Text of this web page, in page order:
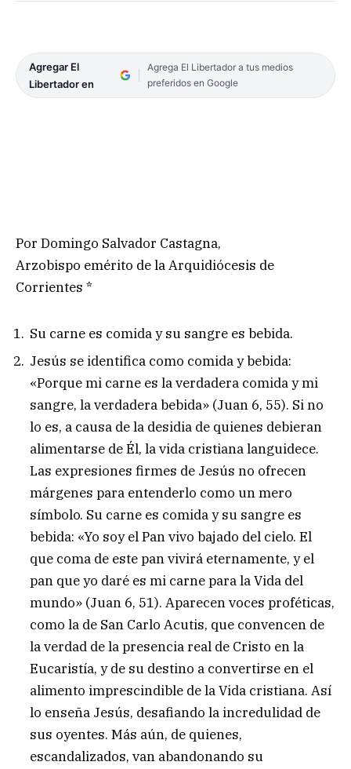
Agregar El
Libertador en
Agrega El Libertador a tus medios
preferidos en Google
Por Domingo Salvador Castagna,
Arzobispo emérito de la Arquidiócesis de
Corrientes *
Su carne es comida y su sangre es bebida.
Jesús se identifica como comida y bebida:
«Porque mi carne es la verdadera comida y mi
sangre, la verdadera bebida» (Juan 6, 55). Si no
lo es, a causa de la desidia de quienes debieran
alimentarse de Él, la vida cristiana languidece.
Las expresiones firmes de Jesús no ofrecen
márgenes para entenderlo como un mero
símbolo. Su carne es comida y su sangre es
bebida: «Yo soy el Pan vivo bajado del cielo. El
que coma de este pan vivirá eternamente, y el
pan que yo daré es mi carne para la Vida del
mundo» (Juan 6, 51). Aparecen voces proféticas,
como la de San Carlo Acutis, que convencen de
la verdad de la presencia real de Cristo en la
Eucaristía, y de su destino a convertirse en el
alimento imprescindible de la Vida cristiana. Así
lo enseña Jesús, desafiando la incredulidad de
sus oyentes. Más aún, de quienes,
escandalizados, van abandonando su